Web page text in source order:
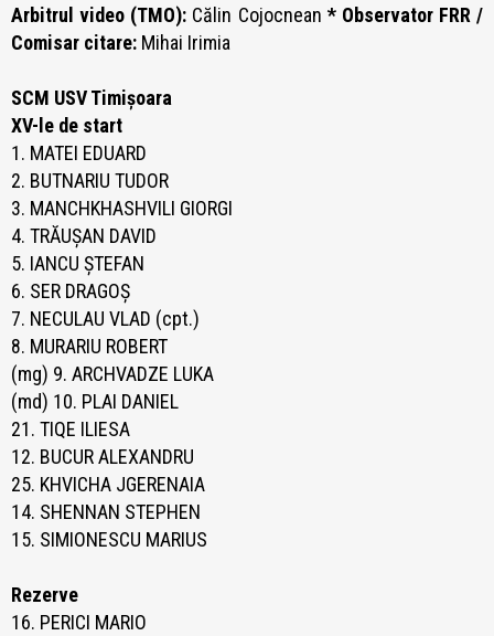
Arbitrul video (TMO): Călin Cojocnean * Observator FRR /
Comisar citare: Mihai Irimia
SCM USV Timișoara
XV-le de start
1. MATEI EDUARD
2. BUTNARIU TUDOR
3. MANCHKHASHVILI GIORGI
4. TRĂUȘAN DAVID
5. IANCU ȘTEFAN
6. SER DRAGOȘ
7. NECULAU VLAD (cpt.)
8. MURARIU ROBERT
(mg) 9. ARCHVADZE LUKA
(md) 10. PLAI DANIEL
21. TIQE ILIESA
12. BUCUR ALEXANDRU
25. KHVICHA JGERENAIA
14. SHENNAN STEPHEN
15. SIMIONESCU MARIUS
Rezerve
16. PERICI MARIO